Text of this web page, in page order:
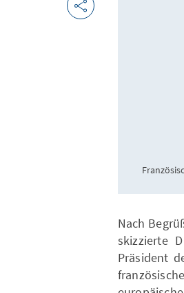
Nach
skizzierte
Präsident